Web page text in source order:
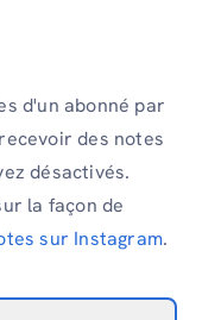
d'un abonné par
des notes
désactivés.
la façon de
sur Instagram.